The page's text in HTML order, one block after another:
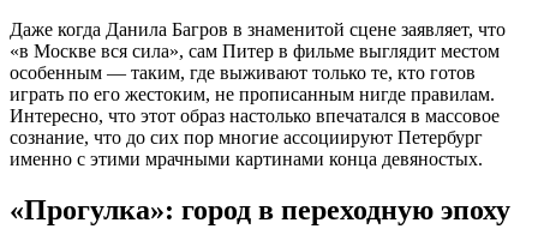
Даже когда Данила Багров в знаменитой сцене заявляет, что
«в Москве вся сила», сам Питер в фильме выглядит местом
особенным — таким, где выживают только те, кто готов
играть по его жестоким, не прописанным нигде правилам.
Интересно, что этот образ настолько впечатался в массовое
сознание, что до сих пор многие ассоциируют Петербург
именно с этими мрачными картинами конца девяностых.
«Прогулка»: город в переходную эпоху